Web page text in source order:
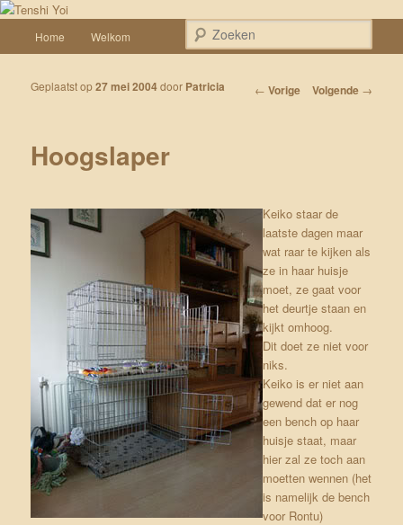
Spring naar de primaire inhoud
Tenshi Yoi
Een weblog over onze Shiba’s (Keiko, Rontu, Miyuki, Tatsu en Yumi)
Home Welkom
Bericht navigatie
← Vorige Volgende →
Hoogslaper
Geplaatst op27 mei 2004door Patricia
Keiko staar de
laatste dagen maar
wat raar te kijken als
ze in haar huisje
moet, ze gaat voor
het deurtje staan en
kijkt omhoog.
Dit doet ze niet voor
niks.
Keiko is er niet aan
gewend dat er nog
een bench op haar
huisje staat, maar
hier zal ze toch aan
moetten wennen (het
is namelijk de bench
voor Rontu)